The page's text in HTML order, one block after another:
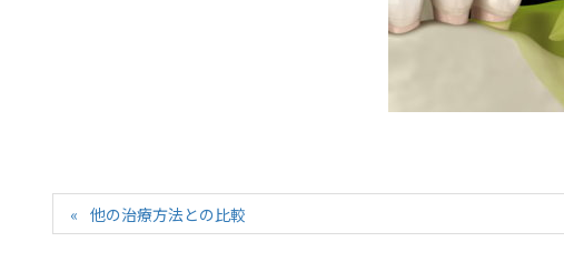
他の治療方法との比較